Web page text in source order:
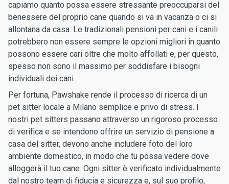
capiamo quanto possa essere stressante preoccuparsi del
benessere del proprio cane quando si va in vacanza o ci si
allontana da casa. Le tradizionali pensioni per cani e i canili
potrebbero non essere sempre le opzioni migliori in quanto
possono essere cari oltre che molto affollati e, per questo,
spesso non sono il massimo per soddisfare i bisogni
individuali dei cani.
Per fortuna, Pawshake rende il processo di ricerca di un
pet sitter locale a Milano semplice e privo di stress. I
nostri pet sitters passano attraverso un rigoroso processo
di verifica e se intendono offrire un servizio di pensione a
casa del sitter, devono anche includere foto del loro
ambiente domestico, in modo che tu possa vedere dove
alloggerà il tuo cane. Ogni sitter è verificato individualmente
dal nostro team di fiducia e sicurezza e, sul suo profilo,